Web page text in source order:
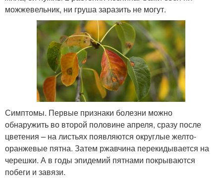
можжевельник, ни груша заразить не могут.
Симптомы. Первые признаки болезни можно
обнаружить во второй половине апреля, сразу после
цветения – на листьях появляются округлые желто-
оранжевые пятна. Затем ржавчина перекидывается на
черешки. А в годы эпидемий пятнами покрываются
побеги и завязи.